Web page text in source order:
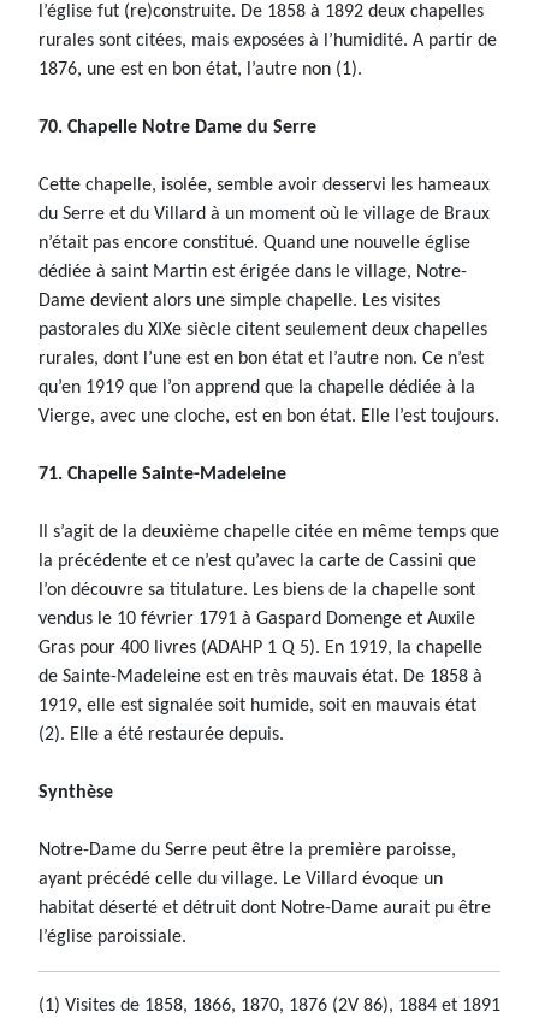
l’église fut (re)construite. De 1858 à 1892 deux chapelles
rurales sont citées, mais exposées à l’humidité. A partir de
1876, une est en bon état, l’autre non (1).
70. Chapelle Notre Dame du Serre
Cette chapelle, isolée, semble avoir desservi les hameaux
du Serre et du Villard à un moment où le village de Braux
n’était pas encore constitué. Quand une nouvelle église
dédiée à saint Martin est érigée dans le village, Notre-
Dame devient alors une simple chapelle. Les visites
pastorales du XIXe siècle citent seulement deux chapelles
rurales, dont l’une est en bon état et l’autre non. Ce n’est
qu’en 1919 que l’on apprend que la chapelle dédiée à la
Vierge, avec une cloche, est en bon état. Elle l’est toujours.
71. Chapelle Sainte-Madeleine
Il s’agit de la deuxième chapelle citée en même temps que
la précédente et ce n’est qu’avec la carte de Cassini que
l’on découvre sa titulature. Les biens de la chapelle sont
vendus le 10 février 1791 à Gaspard Domenge et Auxile
Gras pour 400 livres (ADAHP 1 Q 5). En 1919, la chapelle
de Sainte-Madeleine est en très mauvais état. De 1858 à
1919, elle est signalée soit humide, soit en mauvais état
(2). Elle a été restaurée depuis.
Synthèse
Notre-Dame du Serre peut être la première paroisse,
ayant précédé celle du village. Le Villard évoque un
habitat déserté et détruit dont Notre-Dame aurait pu être
l’église paroissiale.
(1) Visites de 1858, 1866, 1870, 1876 (2V 86), 1884 et 1891